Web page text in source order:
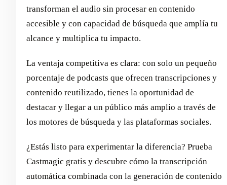
transforman el audio sin procesar en contenido
accesible y con capacidad de búsqueda que amplía tu
alcance y multiplica tu impacto.
La ventaja competitiva es clara: con solo un pequeño
porcentaje de podcasts que ofrecen transcripciones y
contenido reutilizado, tienes la oportunidad de
destacar y llegar a un público más amplio a través de
los motores de búsqueda y las plataformas sociales.
¿Estás listo para experimentar la diferencia? Prueba
Castmagic gratis y descubre cómo la transcripción
automática combinada con la generación de contenido